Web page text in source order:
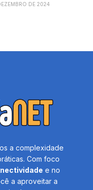
DE 2024
a complexidade
Com foco
e no
a aproveitar a